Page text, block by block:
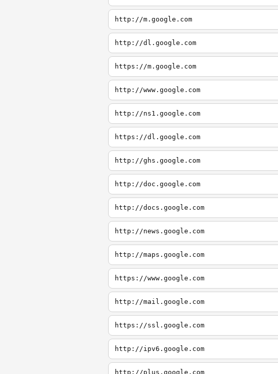
http://m.google.com
http://dl.google.com
https://m.google.com
http://www.google.com
http://ns1.google.com
https://dl.google.com
http://ghs.google.com
http://doc.google.com
http://docs.google.com
http://news.google.com
http://maps.google.com
https://www.google.com
http://mail.google.com
https://ssl.google.com
http://ipv6.google.com
http://plus.google.com